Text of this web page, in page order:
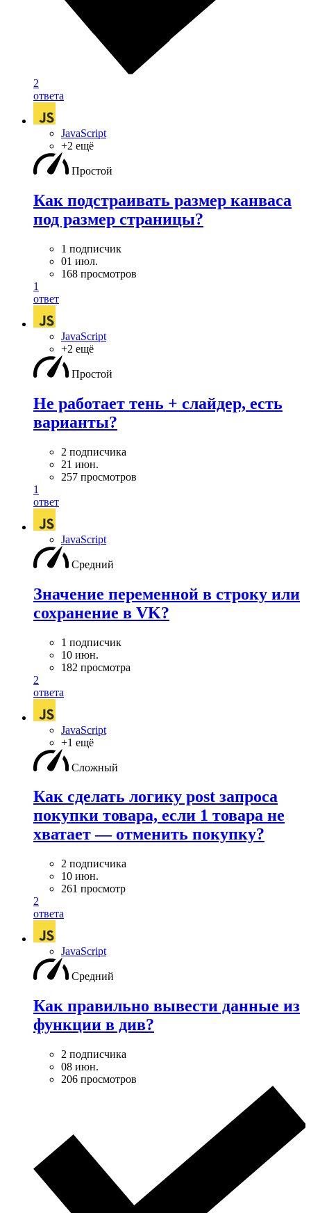
2
ответа
JavaScript
+2 ещё
Простой
Как подстраивать размер канваса
под размер страницы?
1 подписчик
01 июл.
168 просмотров
1
ответ
JavaScript
+2 ещё
Простой
Не работает тень + слайдер, есть
варианты?
2 подписчика
21 июн.
257 просмотров
1
ответ
JavaScript
Средний
Значение переменной в строку или
сохранение в VK?
1 подписчик
10 июн.
182 просмотра
2
ответа
JavaScript
+1 ещё
Сложный
Как сделать логику post запроса
покупки товара, если 1 товара не
хватает — отменить покупку?
2 подписчика
10 июн.
261 просмотр
2
ответа
JavaScript
Средний
Как правильно вывести данные из
функции в див?
2 подписчика
08 июн.
206 просмотров